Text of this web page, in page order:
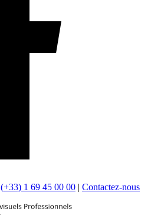
(+33) 1 69 45 00 00 | Contactez-nous